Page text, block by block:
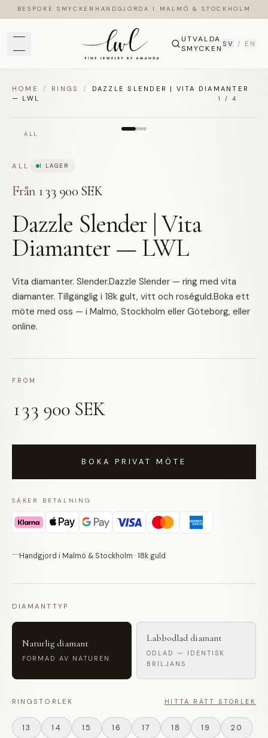
BESPOKE SMYCKEN HANDGJORDA I MALMÖ & STOCKHOLM
UTVALDA
SMYCKEN SV / EN
HOME / RINGS /
DAZZLE SLENDER | VITA DIAMANTER
— LWL
ALL
1 / 4
ALL I LAGER
Från 133 900 SEK
Dazzle Slender | Vita
Diamanter — LWL
Vita diamanter. Slender.Dazzle Slender — ring med vita
diamanter. Tillgänglig i 18k gult, vitt och roséguld.Boka ett
möte med oss — i Malmö, Stockholm eller Göteborg, eller
online.
FROM
133 900 SEK
BOKA PRIVAT MÖTE
SÄKER BETALNING
Handgjord i Malmö & Stockholm · 18k guld
DIAMANTTYP
Naturlig diamant
FORMAD AV NATUREN
Labbodlad diamant
ODLAD — IDENTISK
BRILJANS
RINGSTORLEK HITTA RÄTT STORLEK
13 14 15 16 17 18 19 20